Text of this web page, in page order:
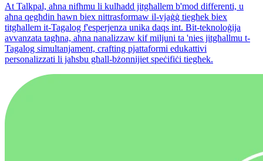
At Talkpal, aħna nifhmu li kulħadd jitgħallem b'mod differenti, u
aħna qegħdin hawn biex nittrasformaw il-vjaġġ tiegħek biex
titgħallem it-Tagalog f'esperjenza unika daqs int. Bit-teknoloġija
avvanzata tagħna, aħna nanalizzaw kif miljuni ta 'nies jitgħallmu t-
Tagalog simultanjament, crafting pjattaformi edukattivi
personalizzati li jaħsbu għall-bżonnijiet speċifiċi tiegħek.